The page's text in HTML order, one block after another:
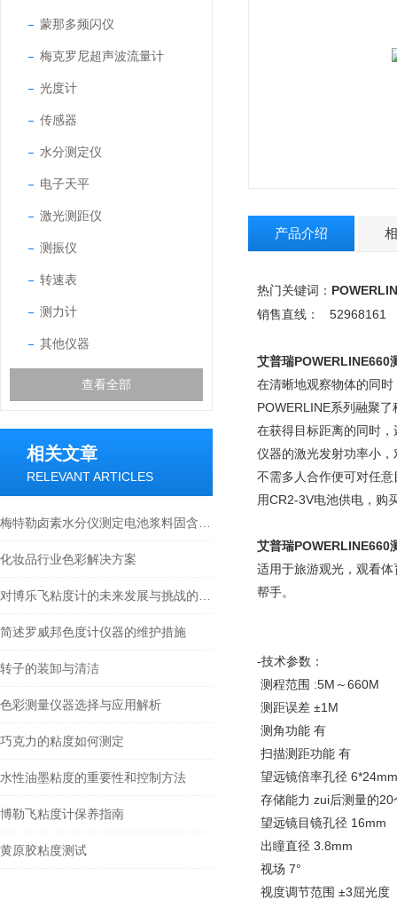
蒙那多频闪仪
梅克罗尼超声波流量计
光度计
传感器
水分测定仪
电子天平
激光测距仪
测振仪
转速表
测力计
其他仪器
查看全部
相关文章
RELEVANT ARTICLES
化妆品行业色彩解决方案
简述罗威邦色度计仪器的维护措施
转子的装卸与清洁
色彩测量仪器选择与应用解析
巧克力的粘度如何测定
水性油墨粘度的重要性和控制方法
博勒飞粘度计保养指南
黄原胶粘度测试
产品介绍
热门关键词：
销售直线： 52968161
艾普瑞POWERLINE660
在清晰地观察物体的同
POWERLINE系列融聚
在获得目标距离的同时
仪器的激光发射功率小
不需多人合作便可对任
用CR2-3V电池供电，购
艾普瑞POWERLINE660
适用于旅游观光，观看
帮手。
-技术参数：
测程范围 :5M～660M
测距误差 ±1M
测角功能 有
扫描测距功能 有
望远镜倍率孔径
存储能力 zui后测量的
望远镜目镜孔径 16mm
出瞳直径 3.8mm
视场 7°
视度调节范围 ±3屈光度